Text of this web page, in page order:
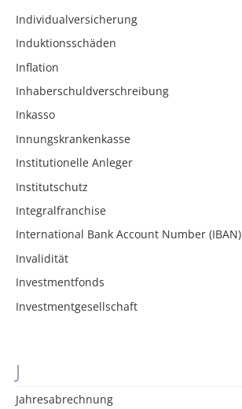
Individualversicherung
Induktionsschäden
Inflation
Inhaberschuldverschreibung
Inkasso
Innungskrankenkasse
Institutionelle Anleger
Institutschutz
Integralfranchise
International Bank Account Number (IBAN)
Invalidität
Investmentfonds
Investmentgesellschaft
J
Jahresabrechnung